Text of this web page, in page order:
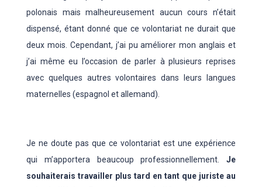
polonais mais malheureusement aucun cours n’était
dispensé, étant donné que ce volontariat ne durait que
deux mois. Cependant, j’ai pu améliorer mon anglais et
j’ai même eu l’occasion de parler à plusieurs reprises
avec quelques autres volontaires dans leurs langues
maternelles (espagnol et allemand).
Je ne doute pas que ce volontariat est une expérience
qui m’apportera beaucoup professionnellement. Je
souhaiterais travailler plus tard en tant que juriste au